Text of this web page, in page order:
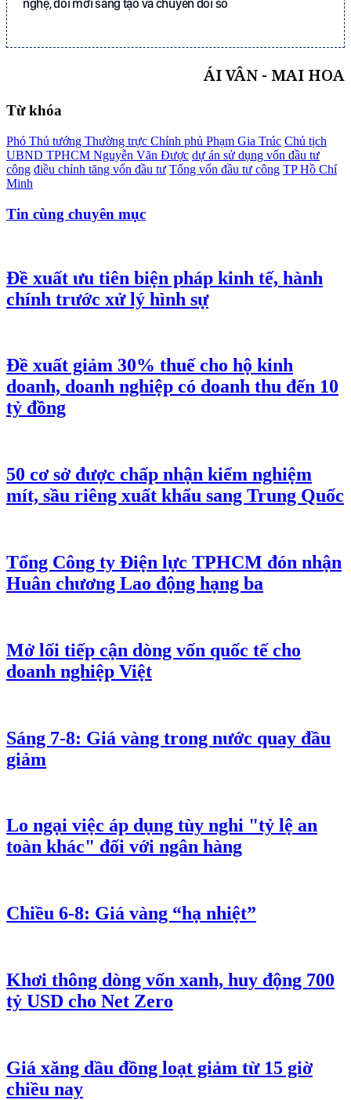
nghệ, đổi mới sáng tạo và chuyển đổi số
ÁI VÂN - MAI HOA
Từ khóa
Phó Thủ tướng Thường trực Chính phủ Phạm Gia Trúc Chủ tịch
UBND TPHCM Nguyễn Văn Được dự án sử dụng vốn đầu tư
công điều chỉnh tăng vốn đầu tư Tổng vốn đầu tư công TP Hồ Chí
Minh
Tin cùng chuyên mục
Đề xuất ưu tiên biện pháp kinh tế, hành
chính trước xử lý hình sự
Đề xuất giảm 30% thuế cho hộ kinh
doanh, doanh nghiệp có doanh thu đến 10
tỷ đồng
50 cơ sở được chấp nhận kiểm nghiệm
mít, sầu riêng xuất khẩu sang Trung Quốc
Tổng Công ty Điện lực TPHCM đón nhận
Huân chương Lao động hạng ba
Mở lối tiếp cận dòng vốn quốc tế cho
doanh nghiệp Việt
Sáng 7-8: Giá vàng trong nước quay đầu
giảm
Lo ngại việc áp dụng tùy nghi "tỷ lệ an
toàn khác" đối với ngân hàng
Chiều 6-8: Giá vàng “hạ nhiệt”
Khơi thông dòng vốn xanh, huy động 700
tỷ USD cho Net Zero
Giá xăng dầu đồng loạt giảm từ 15 giờ
chiều nay